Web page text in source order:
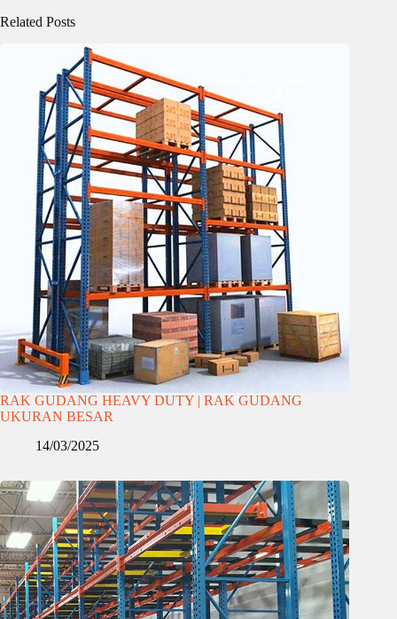
Related Posts
RAK GUDANG HEAVY DUTY | RAK GUDANG
UKURAN BESAR
14/03/2025